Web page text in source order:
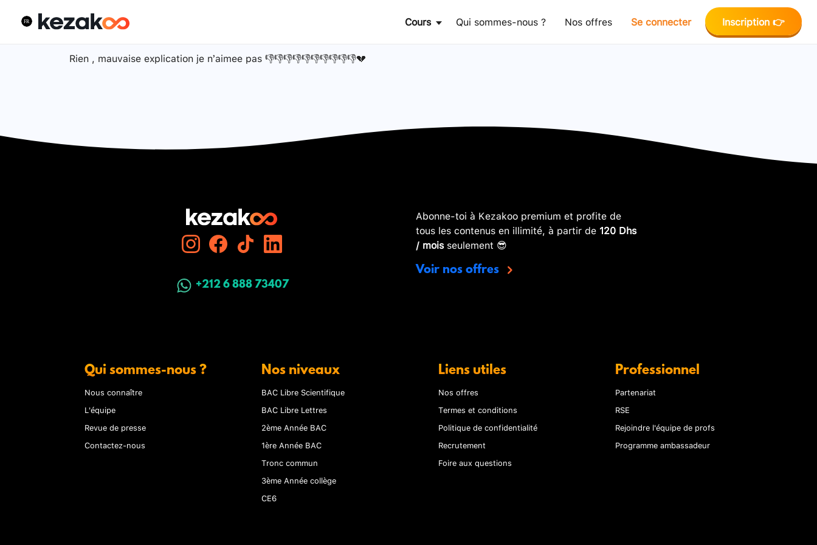
Cours Qui sommes-nous ? Nos offres Se connecter Inscription 👉
Rien , mauvaise explication je n’aimee pas 👎👎👎👎👎👎👎👎👎👎💔
+212 6 888 73407
Abonne-toi à Kezakoo premium et profite de
tous les contenus en illimité, à partir de 120 Dhs
/ moisseulement 😎
Voir nos offres
Qui sommes-nous ?
Nous connaître
L'équipe
Revue de presse
Contactez-nous
Nos niveaux
BAC Libre Scientifique
BAC Libre Lettres
2ème Année BAC
1ère Année BAC
Tronc commun
3ème Année collège
CE6
Liens utiles
Nos offres
Termes et conditions
Politique de confidentialité
Recrutement
Foire aux questions
Professionnel
Partenariat
RSE
Rejoindre l'équipe de profs
Programme ambassadeur